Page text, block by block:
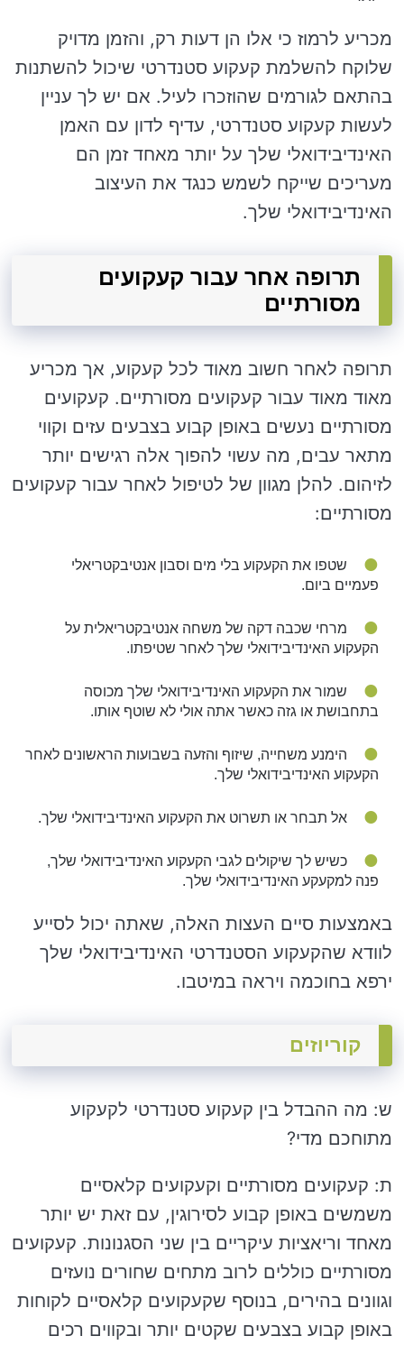
מכריע לרמוז כי אלו הן דעות רק, והזמן מדויק
שלוקח להשלמת קעקוע סטנדרטי שיכול להשתנות
בהתאם לגורמים שהוזכרו לעיל. אם יש לך עניין
לעשות קעקוע סטנדרטי, עדיף לדון עם האמן
האינדיבידואלי שלך על יותר מאחד זמן הם
מעריכים שייקח לשמש כנגד את העיצוב
האינדיבידואלי שלך.
תרופה אחר עבור קעקועים
מסורתיים
תרופה לאחר חשוב מאוד לכל קעקוע, אך מכריע
מאוד מאוד עבור קעקועים מסורתיים. קעקועים
מסורתיים נעשים באופן קבוע בצבעים עזים וקווי
מתאר עבים, מה עשוי להפוך אלה רגישים יותר
לזיהום. להלן מגוון של לטיפול לאחר עבור קעקועים
מסורתיים:
שטפו את הקעקוע בלי מים וסבון אנטיבקטריאלי
פעמיים ביום.
מרחי שכבה דקה של משחה אנטיבקטריאלית על
הקעקוע האינדיבידואלי שלך לאחר שטיפתו.
שמור את הקעקוע האינדיבידואלי שלך מכוסה
בתחבושת או גזה כאשר אתה אולי לא שוטף אותו.
הימנע משחייה, שיזוף והזעה בשבועות הראשונים לאחר
הקעקוע האינדיבידואלי שלך.
אל תבחר או תשרוט את הקעקוע האינדיבידואלי שלך.
כשיש לך שיקולים לגבי הקעקוע האינדיבידואלי שלך,
פנה למקעקע האינדיבידואלי שלך.
באמצעות סיים העצות האלה, שאתה יכול לסייע
לוודא שהקעקוע הסטנדרטי האינדיבידואלי שלך
ירפא בחוכמה ויראה במיטבו.
קוריוזים
ש: מה ההבדל בין קעקוע סטנדרטי לקעקוע
מתוחכם מדי?
ת: קעקועים מסורתיים וקעקועים קלאסיים
משמשים באופן קבוע לסירוגין, עם זאת יש יותר
מאחד וריאציות עיקריים בין שני הסגנונות. קעקועים
מסורתיים כוללים לרוב מתחים שחורים נועזים
וגוונים בהירים, בנוסף שקעקועים קלאסיים לקוחות
באופן קבוע בצבעים שקטים יותר ובקווים רכים